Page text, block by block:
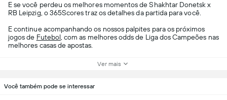
E se você perdeu os melhores momentos de Shakhtar Donetsk x
RB Leipzig, o 365Scores traz os detalhes da partida para você.
E continue acompanhando os nossos palpites para os próximos
jogos de Futebol , com as melhores odds de Liga dos Campeões nas
melhores casas de apostas.
Ver mais
Você também pode se interessar